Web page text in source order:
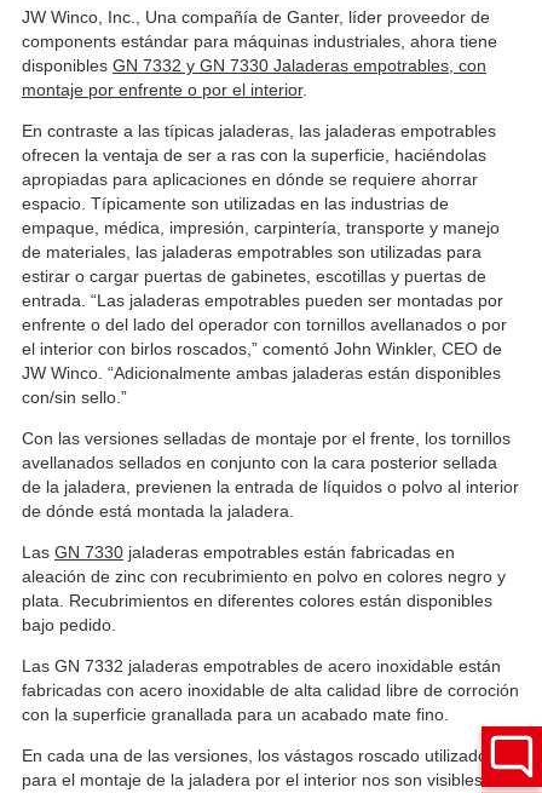
JW Winco, Inc., Una compañía de Ganter, líder proveedor de
components estándar para máquinas industriales, ahora tiene
disponibles GN 7332 y GN 7330 Jaladeras empotrables, con
montaje por enfrente o por el interior.
En contraste a las típicas jaladeras, las jaladeras empotrables
ofrecen la ventaja de ser a ras con la superficie, haciéndolas
apropiadas para aplicaciones en dónde se requiere ahorrar
espacio. Típicamente son utilizadas en las industrias de
empaque, médica, impresión, carpintería, transporte y manejo
de materiales, las jaladeras empotrables son utilizadas para
estirar o cargar puertas de gabinetes, escotillas y puertas de
entrada. “Las jaladeras empotrables pueden ser montadas por
enfrente o del lado del operador con tornillos avellanados o por
el interior con birlos roscados,” comentó John Winkler, CEO de
JW Winco. “Adicionalmente ambas jaladeras están disponibles
con/sin sello.”
Con las versiones selladas de montaje por el frente, los tornillos
avellanados sellados en conjunto con la cara posterior sellada
de la jaladera, previenen la entrada de líquidos o polvo al interior
de dónde está montada la jaladera.
Las GN 7330 jaladeras empotrables están fabricadas en
aleación de zinc con recubrimiento en polvo en colores negro y
plata. Recubrimientos en diferentes colores están disponibles
bajo pedido.
Las GN 7332 jaladeras empotrables de acero inoxidable están
fabricadas con acero inoxidable de alta calidad libre de corroción
con la superficie granallada para un acabado mate fino.
En cada una de las versiones, los vástagos roscado utilizados
para el montaje de la jaladera por el interior nos son visibles